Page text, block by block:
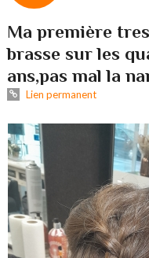
Ma première
brasse sur les
ans,pas mal la
Lien permanent